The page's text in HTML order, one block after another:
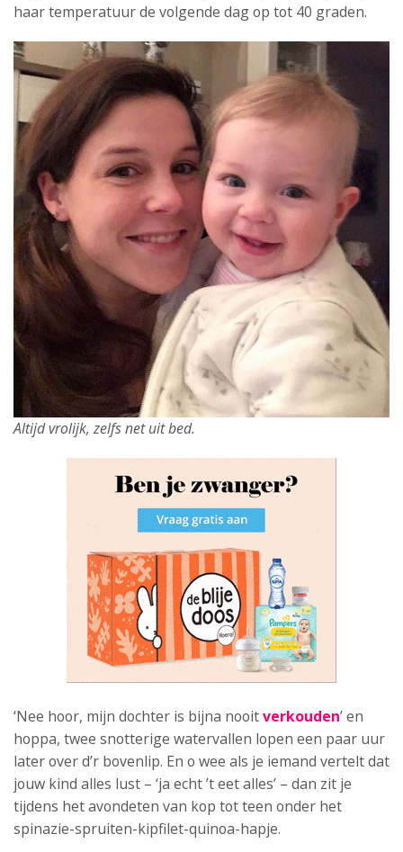
haar temperatuur de volgende dag op tot 40 graden.
Altijd vrolijk, zelfs net uit bed.
‘Nee hoor, mijn dochter is bijna nooitverkouden’ en
hoppa, twee snotterige watervallen lopen een paar uur
later over d’r bovenlip. En o wee als je iemand vertelt dat
jouw kind alles lust – ‘ja echt ’t eet alles’ – dan zit je
tijdens het avondeten van kop tot teen onder het
spinazie-spruiten-kipfilet-quinoa-hapje.